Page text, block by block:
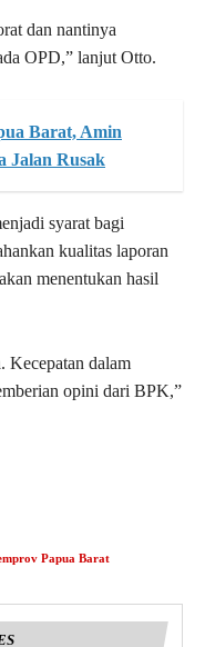
dan nantinya
OPD,” lanjut Otto.
Barat, Amin
Jalan Rusak
syarat bagi
kualitas laporan
menentukan hasil
Kecepatan dalam
opini dari BPK,”
Papua Barat